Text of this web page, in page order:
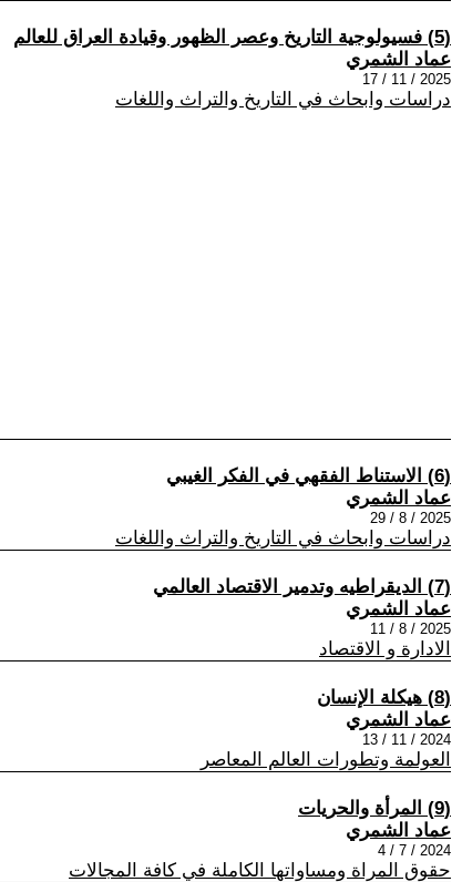
(5) فسيولوجية التاريخ وعصر الظهور وقيادة العراق للعالم
عماد الشمري
2025 / 11 / 17
دراسات وابحاث في التاريخ والتراث واللغات
(6) الاستناط الفقهي في الفكر الغيبي
عماد الشمري
2025 / 8 / 29
دراسات وابحاث في التاريخ والتراث واللغات
(7) الديقراطيه وتدمير الاقتصاد العالمي
عماد الشمري
2025 / 8 / 11
الادارة و الاقتصاد
(8) هيكلة الإنسان
عماد الشمري
2024 / 11 / 13
العولمة وتطورات العالم المعاصر
(9) المرأة والحريات
عماد الشمري
2024 / 7 / 4
حقوق المراة ومساواتها الكاملة في كافة المجالات